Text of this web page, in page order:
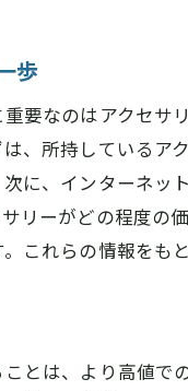
公式認可の
相談時に確
オンライン
思い出の品を高
橿原市の買
歩
要なのはアクセ
、所持している
に、インターネ
リーがどの程度
これらの情報をも
とは、より高値で